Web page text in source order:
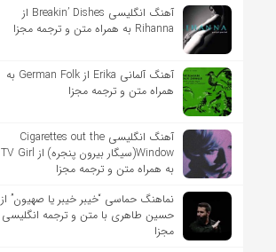
آهنگ انگلیسی Breakin’ Dishes از
Rihanna به همراه متن و ترجمه مجزا
آهنگ آلمانی Erika از German Folk به
همراه متن و ترجمه مجزا
آهنگ انگلیسی Cigarettes out the
Window(سیگار بیرون پنجره) از TV Girl
به همراه متن و ترجمه مجزا
نماهنگ حماسی “خیبر خیبر یا صهیون” از
حسین طاهری با متن و ترجمه انگلیسی
مجزا